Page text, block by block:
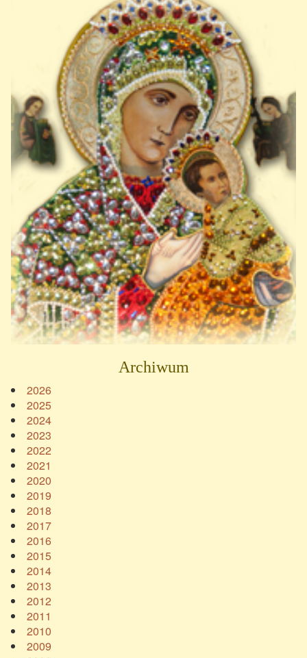
Archiwum
2026
2025
2024
2023
2022
2021
2020
2019
2018
2017
2016
2015
2014
2013
2012
2011
2010
2009